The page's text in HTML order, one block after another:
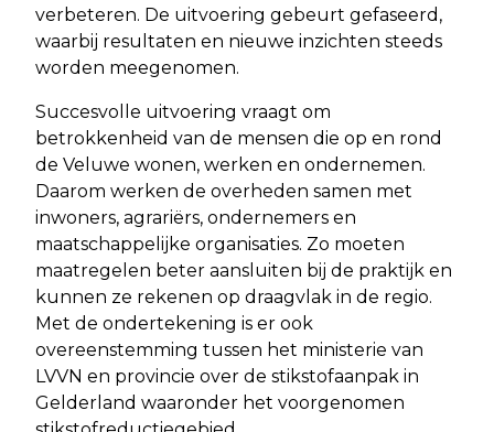
verbeteren. De uitvoering gebeurt gefaseerd,
waarbij resultaten en nieuwe inzichten steeds
worden meegenomen.
Succesvolle uitvoering vraagt om
betrokkenheid van de mensen die op en rond
de Veluwe wonen, werken en ondernemen.
Daarom werken de overheden samen met
inwoners, agrariërs, ondernemers en
maatschappelijke organisaties. Zo moeten
maatregelen beter aansluiten bij de praktijk en
kunnen ze rekenen op draagvlak in de regio.
Met de ondertekening is er ook
overeenstemming tussen het ministerie van
LVVN en provincie over de stikstofaanpak in
Gelderland waaronder het voorgenomen